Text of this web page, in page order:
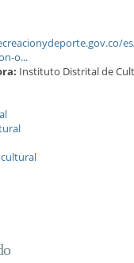
o...
Instituto Distrital de